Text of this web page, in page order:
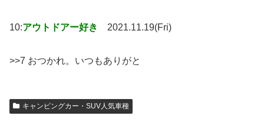
10:アウトドアー好き 2021.11.19(Fri)
>>7 おつかれ。いつもありがと
キャンピングカー・SUV人気車種